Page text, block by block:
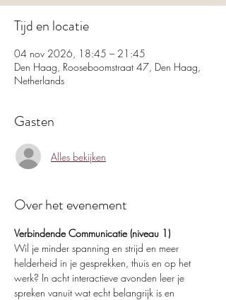
Tijd en locatie
04 nov 2026, 18:45 – 21:45
Den Haag, Rooseboomstraat 47, Den Haag,
Netherlands
Gasten
Alles bekijken
Over het evenement
Verbindende Communicatie (niveau 1)
Wil je minder spanning en strijd en meer
helderheid in je gesprekken, thuis en op het
werk? In acht interactieve avonden leer je
spreken vanuit wat echt belangrijk is en